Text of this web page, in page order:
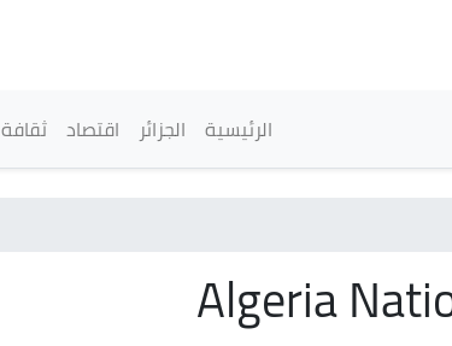
القائمة الرئيسية
الرئيسية الجزائر اقتصاد ثقافة
Algeria